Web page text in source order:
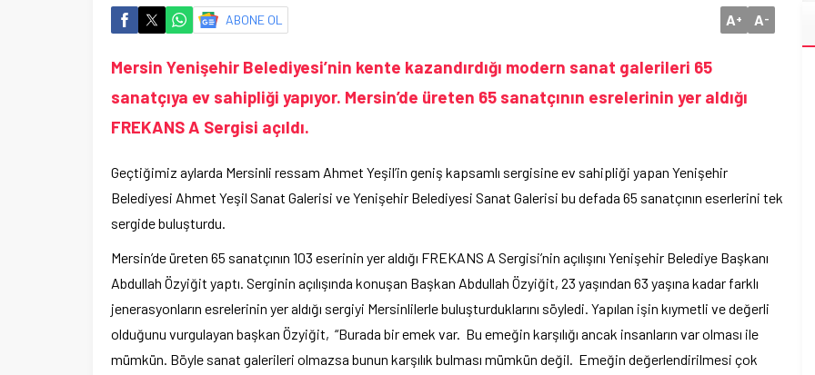
ABONE OL A+ A-
Mersin Yenişehir Belediyesi’nin kente kazandırdığı modern sanat galerileri 65
sanatçıya ev sahipliği yapıyor. Mersin’de üreten 65 sanatçının esrelerinin yer aldığı
FREKANS A Sergisi açıldı.
Geçtiğimiz aylarda Mersinli ressam Ahmet Yeşil’in geniş kapsamlı sergisine ev sahipliği yapan Yenişehir
Belediyesi Ahmet Yeşil Sanat Galerisi ve Yenişehir Belediyesi Sanat Galerisi bu defada 65 sanatçının eserlerini tek
sergide buluşturdu.
Mersin’de üreten 65 sanatçının 103 eserinin yer aldığı FREKANS A Sergisi’nin açılışını Yenişehir Belediye Başkanı
Abdullah Özyiğit yaptı. Serginin açılışında konuşan Başkan Abdullah Özyiğit, 23 yaşından 63 yaşına kadar farklı
jenerasyonların esrelerinin yer aldığı sergiyi Mersinlilerle buluşturduklarını söyledi. Yapılan işin kıymetli ve değerli
olduğunu vurgulayan başkan Özyiğit, “Burada bir emek var. Bu emeğin karşılığı ancak insanların var olması ile
mümkün. Böyle sanat galerileri olmazsa bunun karşılık bulması mümkün değil. Emeğin değerlendirilmesi çok